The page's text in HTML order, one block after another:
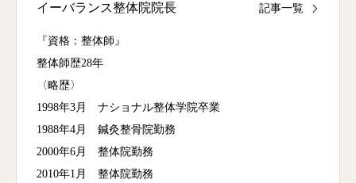
イーバランス整体院院長 記事一覧
『資格：整体師』
整体師歴28年
〈略歴〉
1998年3月 ナショナル整体学院卒業
1988年4月 鍼灸整骨院勤務
2000年6月 整体院勤務
2010年1月 整体院勤務